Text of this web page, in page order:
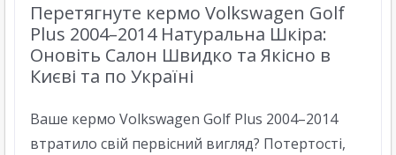
Перетягнуте кермо Volkswagen Golf
Plus 2004–2014 Натуральна Шкіра:
Оновіть Салон Швидко та Якісно в
Києві та по Україні
Ваше кермо Volkswagen Golf Plus 2004–2014
втратило свій первісний вигляд? Потертості,